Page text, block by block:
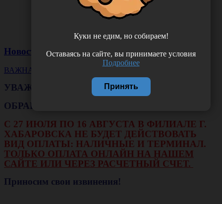
Новости
ВАЖНАЯ НОВОСТЬ
УВАЖАЕМЫЕ КЛИЕНТЫ!
ОБРАЩАЕМ ВАШЕ ВНИМАНИЕ!!!
С 27 ИЮЛЯ ПО 16 АВГУСТА В ФИЛИАЛЕ Г.
ХАБАРОВСКА НЕ БУДЕТ ДЕЙСТВОВАТЬ
ВИД ОПЛАТЫ: НАЛИЧНЫЕ И ТЕРМИНАЛ.
ТОЛЬКО ОПЛАТА ОНЛАЙН НА НАШЕМ
САЙТЕ ИЛИ ЧЕРЕЗ РАСЧЕТНЫЙ СЧЕТ.
Приносим свои извинения!
Куки не едим, но собираем!
Оставаясь на сайте, вы принимаете условия
Подробнее
Принять